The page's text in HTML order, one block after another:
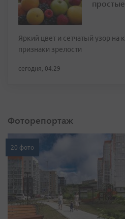
Яркий цвет и сетчатый узор на
признаки зрелости
сегодня, 04:29
Фоторепортаж
20 фото